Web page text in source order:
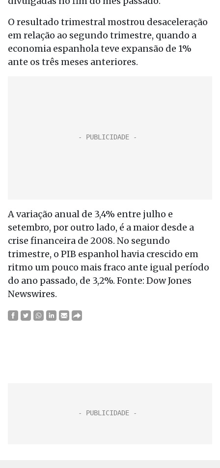
O resultado trimestral mostrou desaceleração
em relação ao segundo trimestre, quando a
economia espanhola teve expansão de 1%
ante os três meses anteriores.
A variação anual de 3,4% entre julho e
setembro, por outro lado, é a maior desde a
crise financeira de 2008. No segundo
trimestre, o PIB espanhol havia crescido em
ritmo um pouco mais fraco ante igual período
do ano passado, de 3,2%. Fonte: Dow Jones
Newswires.